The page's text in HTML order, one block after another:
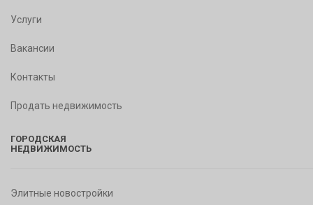
Услуги
Вакансии
Контакты
Продать недвижимость
ГОРОДСКАЯ
НЕДВИЖИМОСТЬ
Элитные новостройки